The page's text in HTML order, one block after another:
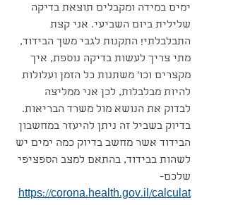
ימים במידה ומקבלים תוצאת בדיקה
שלילית ביום השביעי. אני קצת
התבלבלתי! התקנות לגבי משך הבידוד,
מתי צריך לעשות בדיקה נוספת, איך
מקצרים וכו' משתנות כל הזמן ועלולות
להיות מבלבלות, לכן אני ממליצה
לבדוק את הנושא מול משרד הבריאות.
בדיוק בשביל זה ניתן להיעזר במחשבון
הבידוד אשר מחשב בדיוק כמה ימים יש
לשהות בבידוד, בהתאם למצב הספציפי
שלכם-
https://corona.health.gov.il/calculat